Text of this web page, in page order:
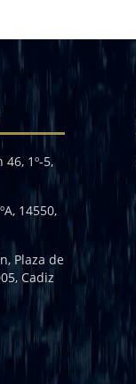
1º-5,
14550,
Plaza de
Cadiz